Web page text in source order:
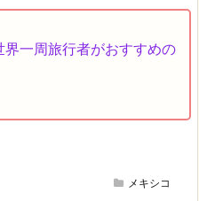
界一周旅行者がおすすめの
メキシコ